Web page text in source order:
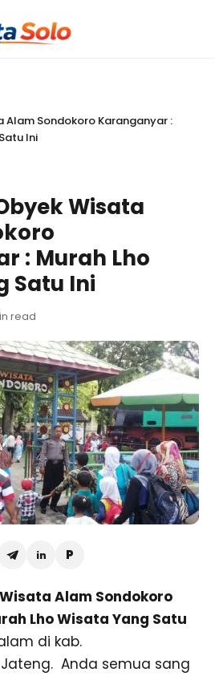
Alam Sondokoro Karanganyar :
Ini
Wisata
: Murah Lho
Satu Ini
read
Alam Sondokoro
Lho Wisata Yang Satu
di kab.
Jateng. Anda semua sang